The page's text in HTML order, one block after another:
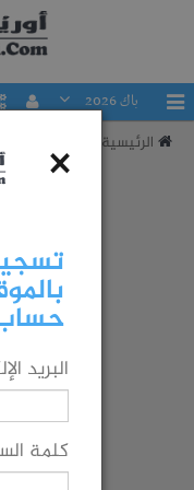
باك 2026
الرئيسية تقييم×
البريد
كلمة